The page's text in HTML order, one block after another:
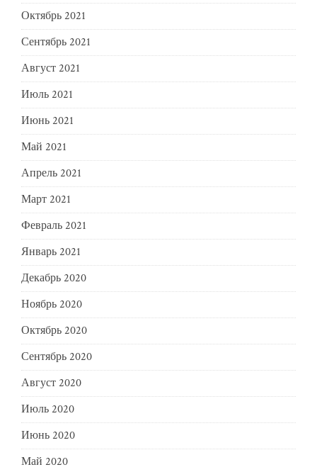
Октябрь 2021
Сентябрь 2021
Август 2021
Июль 2021
Июнь 2021
Май 2021
Апрель 2021
Март 2021
Февраль 2021
Январь 2021
Декабрь 2020
Ноябрь 2020
Октябрь 2020
Сентябрь 2020
Август 2020
Июль 2020
Июнь 2020
Май 2020